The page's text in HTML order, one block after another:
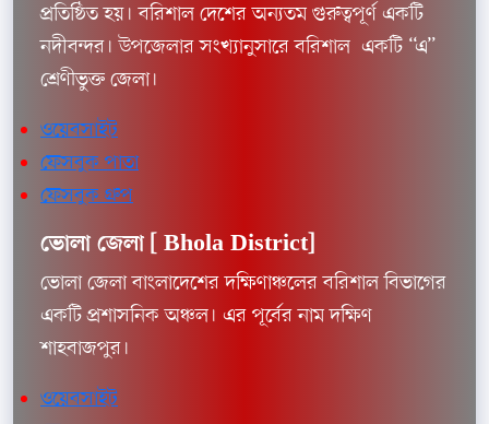
প্রতিষ্ঠিত হয়। বরিশাল দেশের অন্যতম গুরুত্বপূর্ণ একটি
নদীবন্দর। উপজেলার সংখ্যানুসারে বরিশাল একটি “এ”
শ্রেণীভুক্ত জেলা।
ওয়েবসাইট
ফেসবুক পাতা
ফেসবুক গ্রুপ
ভোলা জেলা [ Bhola District]
ভোলা জেলা বাংলাদেশের দক্ষিণাঞ্চলের বরিশাল বিভাগের
একটি প্রশাসনিক অঞ্চল। এর পূর্বের নাম দক্ষিণ
শাহবাজপুর।
ওয়েবসাইট